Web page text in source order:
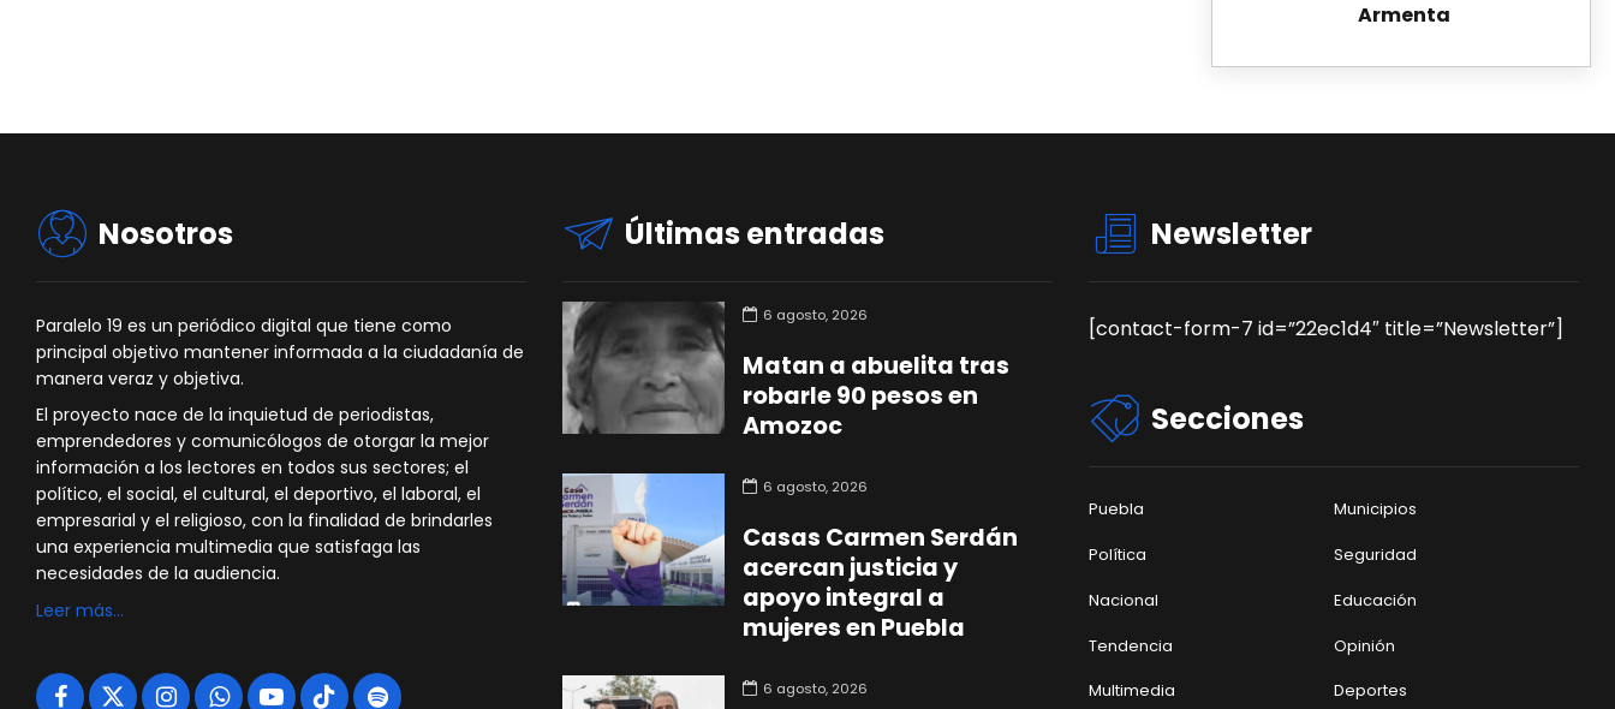
Armenta
Nosotros
Paralelo 19 es un periódico digital que tiene como
principal objetivo mantener informada a la ciudadanía de
manera veraz y objetiva.
El proyecto nace de la inquietud de periodistas,
emprendedores y comunicólogos de otorgar la mejor
información a los lectores en todos sus sectores; el
político, el social, el cultural, el deportivo, el laboral, el
empresarial y el religioso, con la finalidad de brindarles
una experiencia multimedia que satisfaga las
necesidades de la audiencia.
Leer más…
Últimas entradas
6 agosto, 2026
Matan a abuelita tras
robarle 90 pesos en
Amozoc
6 agosto, 2026
Casas Carmen Serdán
acercan justicia y
apoyo integral a
mujeres en Puebla
6 agosto, 2026
Newsletter
[contact-form-7 id=”22ec1d4″ title=”Newsletter”]
Secciones
Puebla
Municipios
Política
Seguridad
Nacional
Educación
Tendencia
Opinión
Multimedia
Deportes